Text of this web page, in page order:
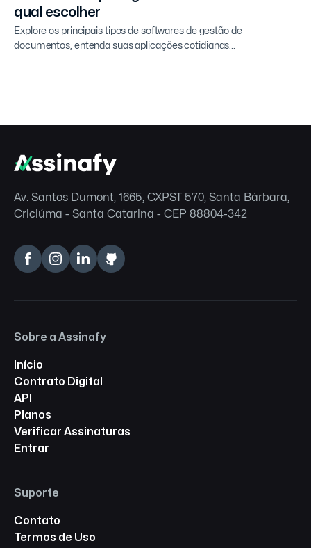
qual escolher
Explore os principais tipos de softwares de gestão de
documentos, entenda suas aplicações cotidianas...
Av. Santos Dumont, 1665, CXPST 570, Santa Bárbara,
Criciúma - Santa Catarina - CEP 88804-342
Sobre a Assinafy
Início
Contrato Digital
API
Planos
Verificar Assinaturas
Entrar
Suporte
Contato
Termos de Uso